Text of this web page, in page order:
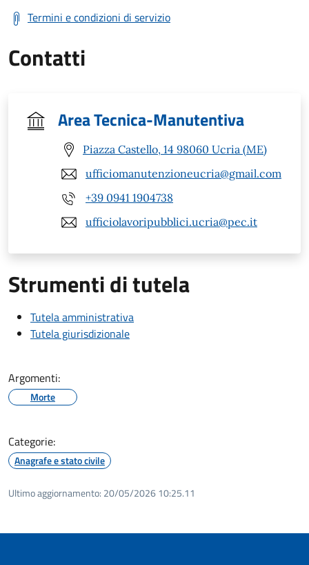
Termini e condizioni di servizio
Contatti
Area Tecnica-Manutentiva
Piazza Castello, 14 98060 Ucria (ME)
ufficiomanutenzioneucria@gmail.com
+39 0941 1904738
ufficiolavoripubblici.ucria@pec.it
Strumenti di tutela
Tutela amministrativa
Tutela giurisdizionale
Argomenti:
Morte
Categorie:
Anagrafe e stato civile
Ultimo aggiornamento: 20/05/2026 10:25.11